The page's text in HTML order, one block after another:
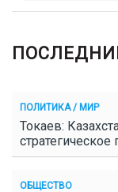
ПОЛИТИКА / МИР
Токаев:
стратегическое
ОБЩЕСТВО